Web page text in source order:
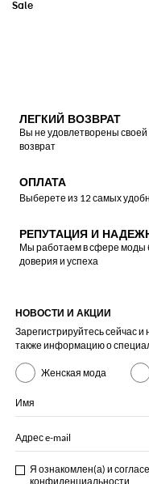
ЛЕГКИЙ ВОЗВРАТ
Вы не удовлетворены своей
возврат
ОПЛАТА
Выберете из 12 самых
РЕПУТАЦИЯ И
Мы работаем в сфере моды
доверия и успеха
НОВОСТИ И АКЦИИ
Зарегистрируйтесь сейчас
также информацию о
Женская мода
Имя
Адрес e-mail
Я ознакомлен(а) и
конфиденциальности